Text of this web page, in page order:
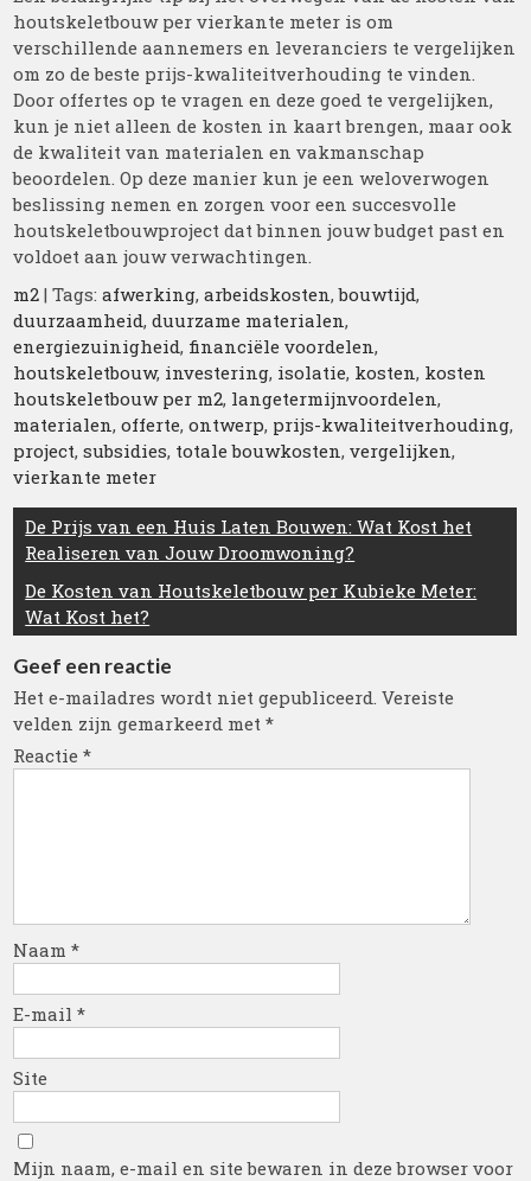
houtskeletbouw per vierkante meter is om
verschillende aannemers en leveranciers te vergelijken
om zo de beste prijs-kwaliteitverhouding te vinden.
Door offertes op te vragen en deze goed te vergelijken,
kun je niet alleen de kosten in kaart brengen, maar ook
de kwaliteit van materialen en vakmanschap
beoordelen. Op deze manier kun je een weloverwogen
beslissing nemen en zorgen voor een succesvolle
houtskeletbouwproject dat binnen jouw budget past en
voldoet aan jouw verwachtingen.
m2 | Tags:afwerking,arbeidskosten,bouwtijd,
duurzaamheid,duurzame materialen,
energiezuinigheid, financiële voordelen,
houtskeletbouw, investering, isolatie, kosten, kosten
houtskeletbouw per m2, langetermijnvoordelen,
materialen,offerte,ontwerp, prijs-kwaliteitverhouding,
project,subsidies, totale bouwkosten,vergelijken,
vierkante meter
Berichtnavigatie
De Prijs van een Huis Laten Bouwen: Wat Kost het
Realiseren van Jouw Droomwoning?
De Kosten van Houtskeletbouw per Kubieke Meter:
Wat Kost het?
Geef een reactie
Het e-mailadres wordt niet gepubliceerd. Vereiste
velden zijn gemarkeerd met*
Reactie*
Naam*
E-mail*
Site
Mijn naam, e-mail en site bewaren in deze browser voor